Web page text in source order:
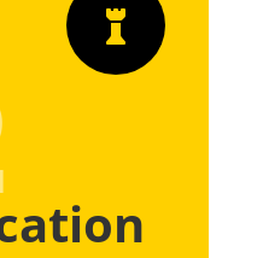
